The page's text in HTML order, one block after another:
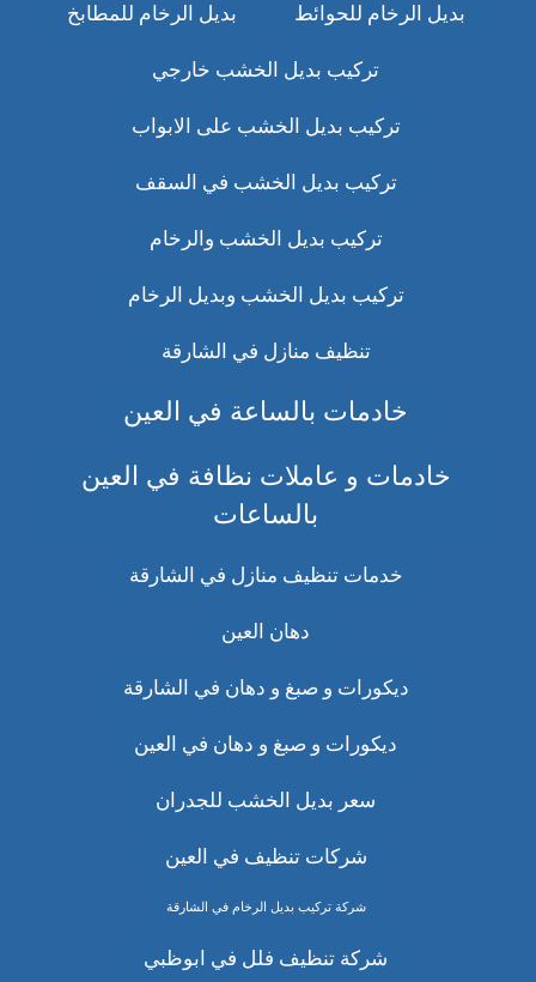
بديل الرخام للحوائط بديل الرخام للمطابخ
تركيب بديل الخشب خارجي
تركيب بديل الخشب على الابواب
تركيب بديل الخشب في السقف
تركيب بديل الخشب والرخام
تركيب بديل الخشب وبديل الرخام
تنظيف منازل في الشارقة
خادمات بالساعة في العين
خادمات و عاملات نظافة في العين
بالساعات
خدمات تنظيف منازل في الشارقة
دهان العين
ديكورات و صبغ و دهان في الشارقة
ديكورات و صبغ و دهان في العين
سعر بديل الخشب للجدران
شركات تنظيف في العين
شركة تركيب بديل الرخام في الشارقة
شركة تنظيف فلل في ابوظبي